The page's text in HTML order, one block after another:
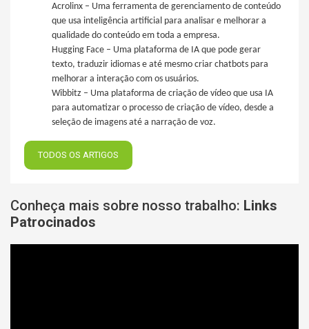
Acrolinx – Uma ferramenta de gerenciamento de conteúdo
que usa inteligência artificial para analisar e melhorar a
qualidade do conteúdo em toda a empresa.
Hugging Face – Uma plataforma de IA que pode gerar
texto, traduzir idiomas e até mesmo criar chatbots para
melhorar a interação com os usuários.
Wibbitz – Uma plataforma de criação de vídeo que usa IA
para automatizar o processo de criação de vídeo, desde a
seleção de imagens até a narração de voz.
TODOS OS ARTIGOS
Conheça mais sobre nosso trabalho: Links
Patrocinados